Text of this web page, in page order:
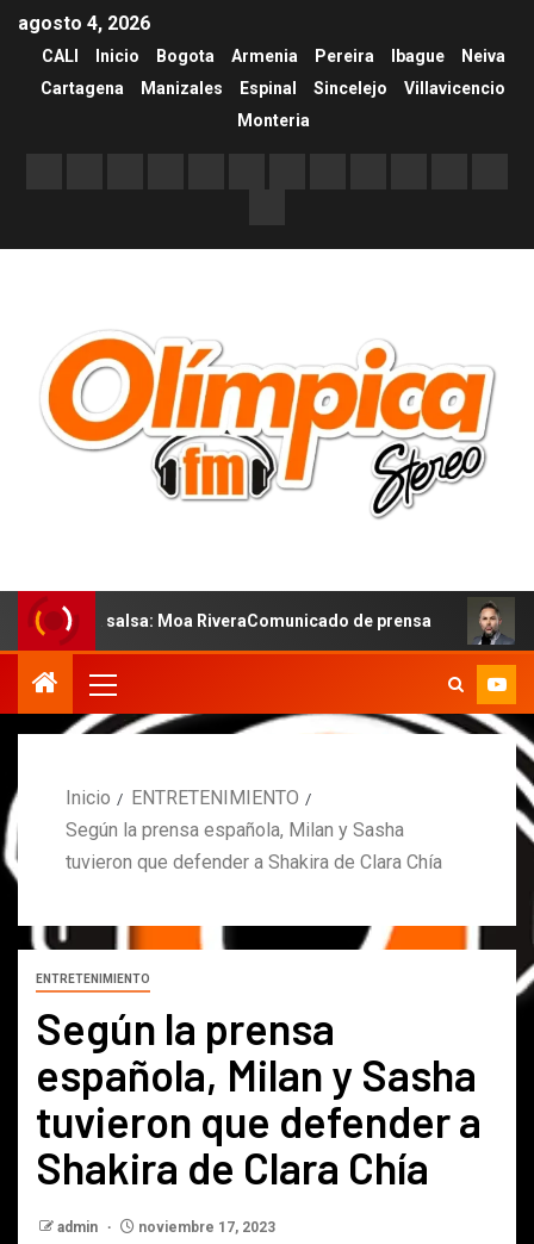
agosto 4, 2026
CALI Inicio Bogota Armenia Pereira Ibague
Neiva
Cartagena
Manizales Espinal Sincelejo
Villavicencio
Monteria
Moa RiveraComunicado de prensa MARCOS
Inicio
ENTRETENIMIENTO
Según la prensa española, Milan y Sasha
tuvieron que defender a Shakira de Clara Chía
ENTRETENIMIENTO
Según la prensa
española, Milan y Sasha
tuvieron que defender a
Shakira de Clara Chía
admin noviembre 17, 2023